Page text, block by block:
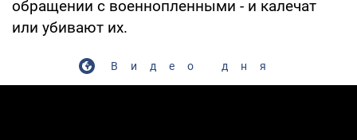
обращении с военнопленными - и калечат
или убивают их.
Видео дня